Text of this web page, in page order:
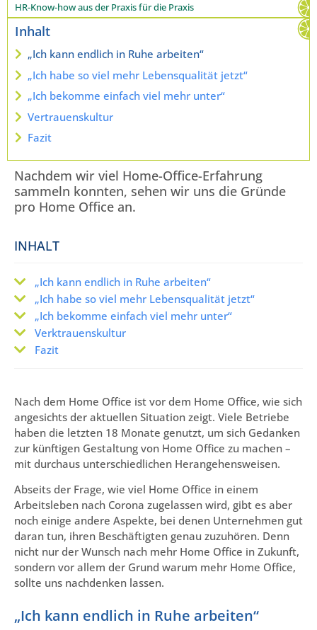
HR-Know-how aus der Praxis für die Praxis
Inhalt
„Ich kann endlich in Ruhe arbeiten“
„Ich habe so viel mehr Lebensqualität jetzt“
„Ich bekomme einfach viel mehr unter“
Vertrauenskultur
Fazit
Nachdem wir viel Home-Office-Erfahrung
sammeln konnten, sehen wir uns die Gründe
pro Home Office an.
INHALT
„Ich kann endlich in Ruhe arbeiten“
„Ich habe so viel mehr Lebensqualität jetzt“
„Ich bekomme einfach viel mehr unter“
Verktrauenskultur
Fazit
Nach dem Home Office ist vor dem Home Office, wie sich
angesichts der aktuellen Situation zeigt. Viele Betriebe
haben die letzten 18 Monate genutzt, um sich Gedanken
zur künftigen Gestaltung von Home Office zu machen –
mit durchaus unterschiedlichen Herangehensweisen.
Abseits der Frage, wie viel Home Office in einem
Arbeitsleben nach Corona zugelassen wird, gibt es aber
noch einige andere Aspekte, bei denen Unternehmen gut
daran tun, ihren Beschäftigten genau zuzuhören. Denn
nicht nur der Wunsch nach mehr Home Office in Zukunft,
sondern vor allem der Grund warum mehr Home Office,
sollte uns nachdenken lassen.
„Ich kann endlich in Ruhe arbeiten“